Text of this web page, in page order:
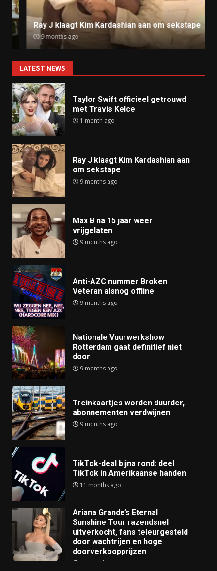
Ray J klaagt Kim Kardashian aan om sekstape
9 months ago
LATEST NEWS
Taylor Swift officieel getrouwd
met Travis Kelce
1 month ago
Ray J klaagt Kim Kardashian aan
om sekstape
9 months ago
Max B na 15 jaar weer
vrijgelaten
9 months ago
Anti-AZC nummer Broken
Veteran alsnog offline
9 months ago
Nationale Vuurwerkshow
Rotterdam gaat definitief niet
door
9 months ago
Treinkaartjes worden duurder,
abonnementen verdwijnen
9 months ago
TikTok-deal bijna rond: deel
TikTok in Amerikaanse handen
11 months ago
Ariana Grande’s Eternal
Sunshine Tour razendsnel
uitverkocht, fans teleurgesteld
door wachtrijen en hoge
doorverkoopprijzen
11 months ago